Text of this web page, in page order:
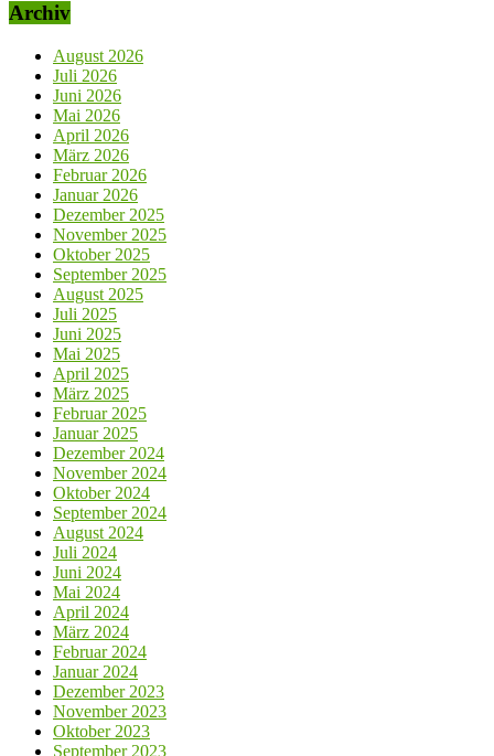
Archiv
August 2026
Juli 2026
Juni 2026
Mai 2026
April 2026
März 2026
Februar 2026
Januar 2026
Dezember 2025
November 2025
Oktober 2025
September 2025
August 2025
Juli 2025
Juni 2025
Mai 2025
April 2025
März 2025
Februar 2025
Januar 2025
Dezember 2024
November 2024
Oktober 2024
September 2024
August 2024
Juli 2024
Juni 2024
Mai 2024
April 2024
März 2024
Februar 2024
Januar 2024
Dezember 2023
November 2023
Oktober 2023
September 2023